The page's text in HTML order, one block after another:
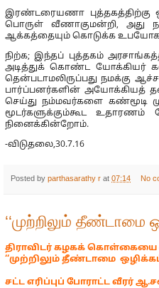
இரண்டரையணா புத்தகத்திற்கு
பொருள் வீணாகுமன்றி, அது
ஆக்கத்தையும் கொடுக்க உபயோகப்
நிற்க; இந்தப் புத்தகம்
அடித்துக் கொண்ட யோக்கியர்
தென்படாமலிருப்பது நமக்கு
பார்ப்பனர்களின் அயோக்கியத்
செய்து நம்மவர்களை கண்மூடி
மூடர்களுக்கும்கூட உதாரணம்
நினைக்கின்றோம்.
-விடுதலை,30.7.16
Posted by parthasarathy r at 07:14 No
‘‘முற்றிலும் தீண்டாமை
திராவிடர் கழகக் கொள்கையை
‘‘முற்றிலும் தீண்டாமை
சட்ட எரிப்புப் போராட்ட வீரர்